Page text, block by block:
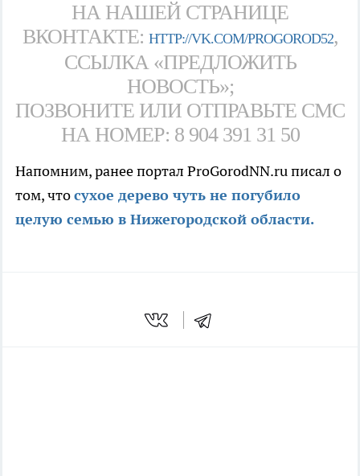
НА НАШЕЙ СТРАНИЦЕ
ВКОНТАКТЕ: HTTP://VK.COM/PROGOROD52,
ССЫЛКА «ПРЕДЛОЖИТЬ
НОВОСТЬ»;
ПОЗВОНИТЕ ИЛИ ОТПРАВЬТЕ СМС
НА НОМЕР: 8 904 391 31 50
Напомним, ранее портал ProGorodNN.ru писал о
том, чтосухое дерево чуть не погубило
целую семью в Нижегородской области.